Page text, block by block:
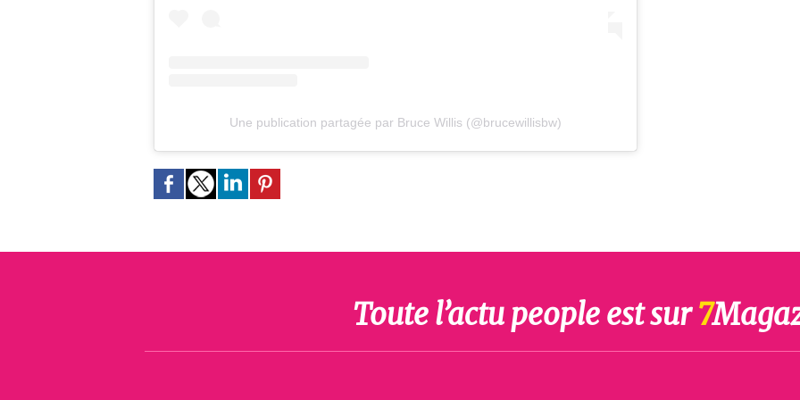
Une publication partagée par Bruce Willis (@brucewillisbw)
Toute l’actu people est sur7